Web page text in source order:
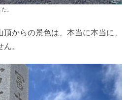
。
からの景色は、本当に本当に、
。